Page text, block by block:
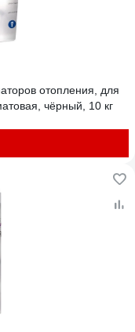
отопления, для
чёрный, 10 кг